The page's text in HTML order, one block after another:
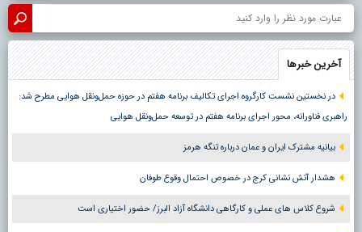
آخرین خبرها
در نخستین نشست کارگروه اجرای تکالیف برنامه هفتم در حوزه حمل‌ونقل هوایی مطرح شد:
راهبری فناورانه، محور اجرای برنامه هفتم در توسعه حمل‌ونقل هوایی
بیانیه مشترک ایران و عمان درباره تنگه هرمز
هشدار آتش نشانی کرج در خصوص احتمال وقوع طوفان
شروع کلاس های عملی و کارگاهی دانشگاه آزاد البرز/ حضور اختیاری است